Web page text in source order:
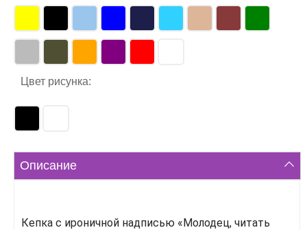
Цвет рисунка:
Описание
Кепка с ироничной надписью «Молодец, читать